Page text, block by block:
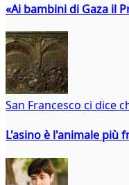
«Ai bambini di Gaza il
San Francesco ci dice
L'asino è l'animale più